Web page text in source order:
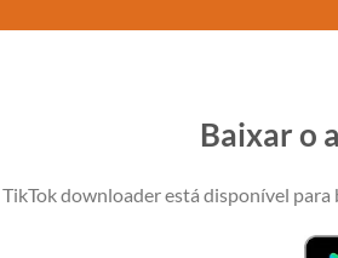
Baixar o
downloader está disponível para